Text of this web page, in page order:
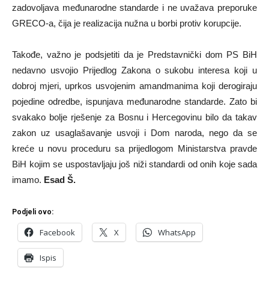
zadovoljava međunarodne standarde i ne uvažava preporuke
GRECO-a, čija je realizacija nužna u borbi protiv korupcije.
Takođe, važno je podsjetiti da je Predstavnički dom PS BiH
nedavno usvojio Prijedlog Zakona o sukobu interesa koji u
dobroj mjeri, uprkos usvojenim amandmanima koji derogiraju
pojedine odredbe, ispunjava međunarodne standarde. Zato bi
svakako bolje rješenje za Bosnu i Hercegovinu bilo da takav
zakon uz usaglašavanje usvoji i Dom naroda, nego da se
kreće u novu proceduru sa prijedlogom Ministarstva pravde
BiH kojim se uspostavljaju još niži standardi od onih koje sada
imamo. Esad Š.
Podjeli ovo:
Facebook X WhatsApp
Ispis